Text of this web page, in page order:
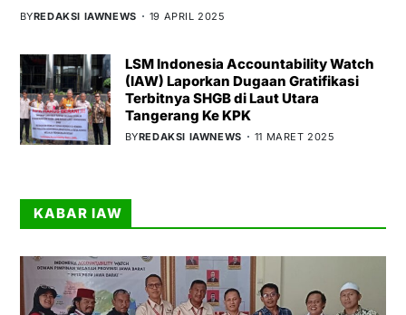
BYREDAKSI IAWNEWS 19 APRIL 2025
LSM Indonesia Accountability Watch
(IAW) Laporkan Dugaan Gratifikasi
Terbitnya SHGB di Laut Utara
Tangerang Ke KPK
BYREDAKSI IAWNEWS 11 MARET 2025
KABAR IAW